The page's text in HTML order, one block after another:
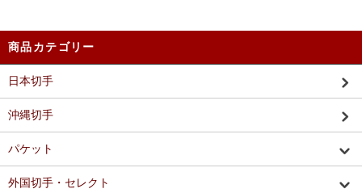
商品カテゴリー
日本切手
沖縄切手
パケット
外国切手・セレクト